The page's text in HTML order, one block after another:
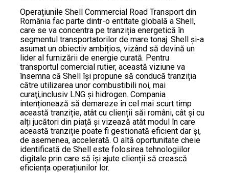
Operațiunile Shell Commercial Road Transport din
România fac parte dintr-o entitate globală a Shell,
care se va concentra pe tranziția energetică în
segmentul transportatorilor de mare tonaj. Shell și-a
asumat un obiectiv ambițios, vizând să devină un
lider al furnizării de energie curată. Pentru
transportul comercial rutier, această viziune va
însemna că Shell își propune să conducă tranziția
către utilizarea unor combustibili noi, mai
curaţi,inclusiv LNG și hidrogen. Compania
intenționează să demareze în cel mai scurt timp
această tranziție, atât cu clienții săi români, cât și cu
alți jucători din piață și vizează atât modul în care
această tranziție poate fi gestionată eficient dar și,
de asemenea, accelerată. O altă oportunitate cheie
identificată de Shell este folosirea tehnologiilor
digitale prin care să își ajute clienții să crească
eficiența operațiunilor lor.